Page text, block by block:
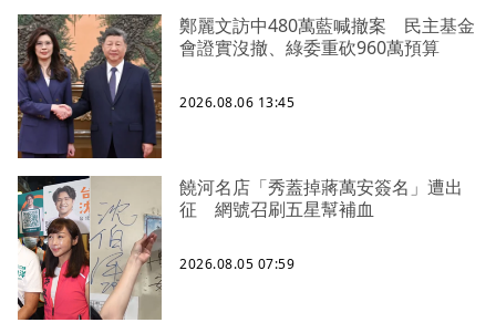
鄭麗文訪中480萬藍喊撤案 民主基金
會證實沒撤、綠委重砍960萬預算
2026.08.06 13:45
饒河名店「秀蓋掉蔣萬安簽名」遭出
征 網號召刷五星幫補血
2026.08.05 07:59